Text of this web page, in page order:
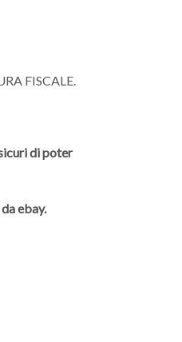
FISCALE.
di poter
ebay.